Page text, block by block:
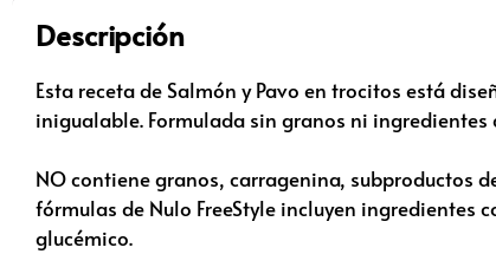
Descripción
Esta receta de Salmón y Pavo en trocitos está
inigualable. Formulada sin granos ni
NO contiene granos, carragenina, subproductos
fórmulas de Nulo FreeStyle incluyen
glucémico.